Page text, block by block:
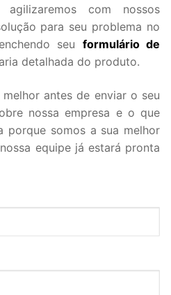
com nossos
para seu problema no
seu formulário de
detalhada do produto.
antes de enviar o seu
nossa empresa e o que
porque somos a sua melhor
equipe já estará pronta